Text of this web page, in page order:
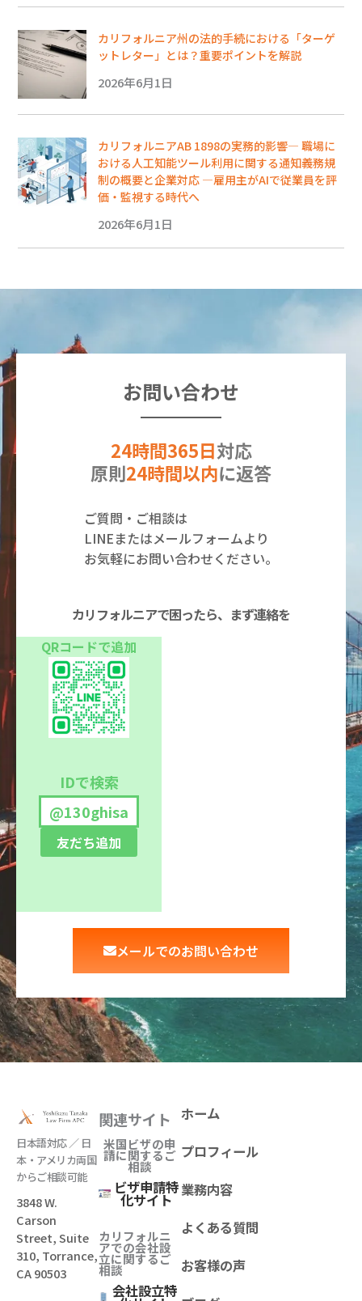
カリフォルニア州の法的手続における「ターゲ
ットレター」とは？重要ポイントを解説
2026年6月1日
カリフォルニアAB 1898の実務的影響― 職場に
おける人工知能ツール利用に関する通知義務規
制の概要と企業対応 ―雇用主がAIで従業員を評
価・監視する時代へ
2026年6月1日
お問い合わせ
24時間365日対応
原則24時間以内に返答
ご質問・ご相談は
LINEまたはメールフォームより
お気軽にお問い合わせください。
カリフォルニアで困ったら、まず連絡を
QRコードで追加
IDで検索
@130ghisa
友だち追加
メールでのお問い合わせ
日本語対応 ／ 日
本・アメリカ両国
からご相談可能
3848 W.
Carson
Street, Suite
310, Torrance,
CA 90503
関連サイト
米国ビザの申
請に関するご
相談
ビザ申請特
化サイト
カリフォルニ
アでの会社設
立に関するご
相談
会社設立特
ホーム
プロフィール
業務内容
よくある質問
お客様の声